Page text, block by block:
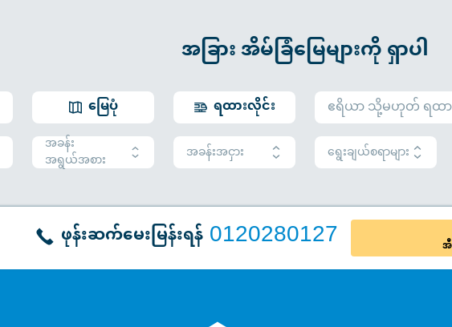
အခြား အိမ်ခြံမြေများကို ရှာပါ
မြေပုံ ရထားလိုင်း
အခန်း
အရွယ်အစား အခန်းအငှား ရွေးချယ်စရာများ
ဖုန်းဆက်မေးမြန်းရန် 0120280127